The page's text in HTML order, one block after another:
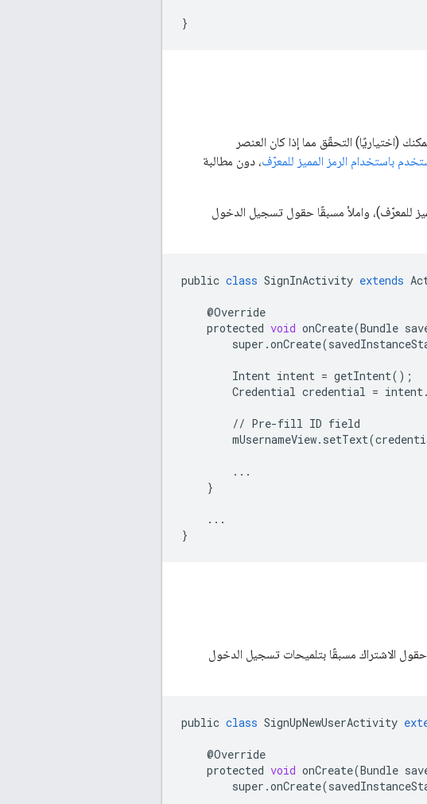
}
(اختياريًا) التحقّق مما إذا كان العنصر
باستخدام الرمز المميز للمعرّف، دون مطالبة
للمعرّف)، واملأ مسبقًا حقول تسجيل الدخول
public class SignInActivity extends
@Override
protected void onCreate(Bundle
super .onCreate(
Intent intent = getIntent();
Credential credential = intent.
// Pre-fill ID field
mUsernameView. setText(
...
}
...
}
الاشتراك مسبقًا بتلميحات تسجيل الدخول
public class SignUpNewUserActivity
@Override
protected void onCreate(Bundle
super .onCreate(